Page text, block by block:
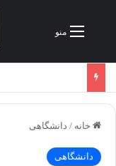
منو
خانه / دانشگاهی
دانشگاهی